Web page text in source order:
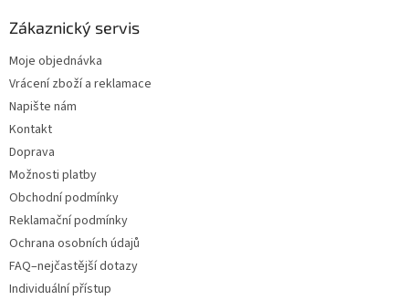
Zákaznický servis
Moje objednávka
Vrácení zboží a reklamace
Napište nám
Kontakt
Doprava
Možnosti platby
Obchodní podmínky
Reklamační podmínky
Ochrana osobních údajů
FAQ–nejčastější dotazy
Individuální přístup